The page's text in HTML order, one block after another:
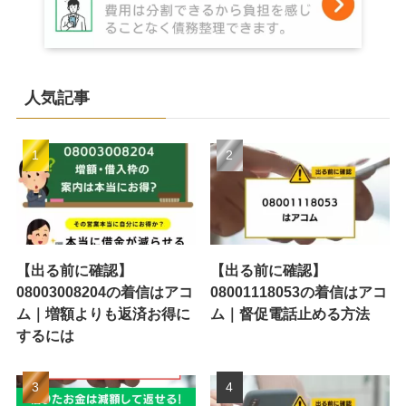
人気記事
【出る前に確認】
08003008204の着信はアコ
ム｜増額よりも返済お得に
するには
【出る前に確認】
08001118053の着信はアコ
ム｜督促電話止める方法